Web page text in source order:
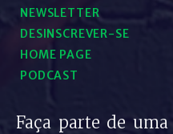
NEWSLETTER
DESINSCREVER-SE
HOME PAGE
PODCAST
Faça parte de